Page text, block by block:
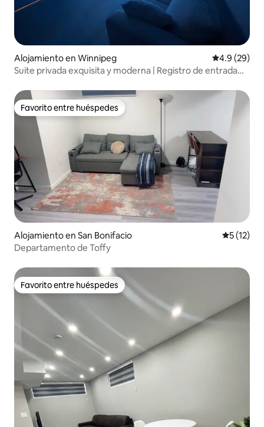
Alojamiento en Winnipeg Calificación
4.9 (29)
Suite privada exquisita y moderna | Registro de entrada
Favorito entre huéspedes
Favorito entre huéspedes
Alojamiento en San Bonifacio
5 (12)
Departamento de Toffy
Favorito entre huéspedes
Favorito entre huéspedes